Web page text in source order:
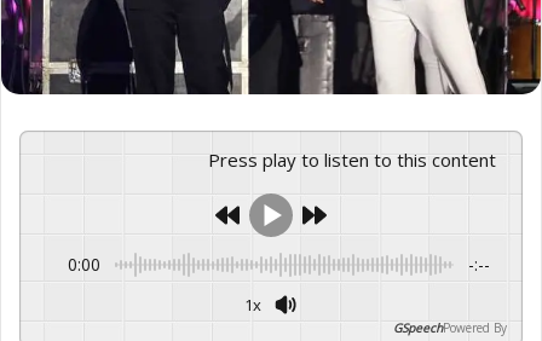
Press play to listen to this content
0:00 -:--
1x
Powered By
GSpeech